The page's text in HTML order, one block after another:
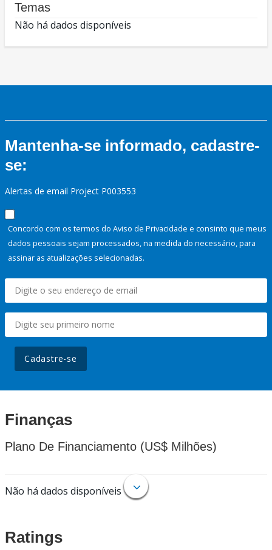
Temas
Não há dados disponíveis
Mantenha-se informado, cadastre-
se:
Alertas de email Project P003553
Concordo com os termos do Aviso de Privacidade e consinto que meus
dados pessoais sejam processados, na medida do necessário, para
assinar as atualizações selecionadas.
Cadastre-se
Finanças
Plano De Financiamento (US$ Milhões)
Não há dados disponíveis
Ratings